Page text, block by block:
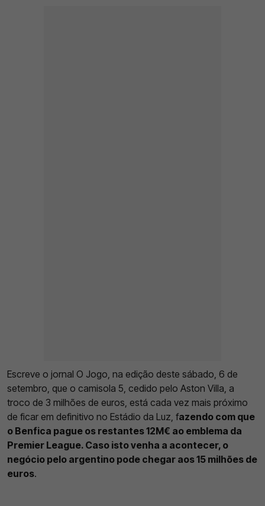
Escreve o jornal O Jogo, na edição deste sábado, 6 de
setembro, que o camisola 5, cedido pelo Aston Villa, a
troco de 3 milhões de euros, está cada vez mais próximo
de ficar em definitivo no Estádio da Luz, fazendo com que
o Benfica pague os restantes 12M€ ao emblema da
Premier League. Caso isto venha a acontecer, o
negócio pelo argentino pode chegar aos 15 milhões de
euros.